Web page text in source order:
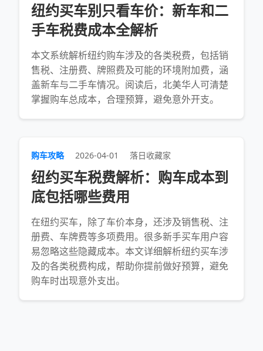
纽约买车别只看车价：新车和二
手车税费成本全解析
本文系统解析纽约购车涉及的各类税费，包括销
售税、注册费、牌照费及可能的环境附加费，涵
盖新车与二手车情况。阅读后，北美华人可清楚
掌握购车总成本，合理预算，避免意外开支。
购车攻略 2026-04-01 落日收藏家
纽约买车税费解析：购车成本到
底包括哪些费用
在纽约买车，除了车价本身，还涉及销售税、注
册费、车牌费等多项费用。很多新手买车用户容
易忽略这些隐藏成本。本文详细解析纽约买车涉
及的各类税费构成，帮助你提前做好预算，避免
购车时出现意外支出。